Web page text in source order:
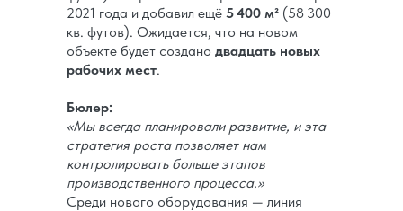
2021 года и добавил ещё 5 400 м² (58 300
кв. футов). Ожидается, что на новом
объекте будет создано двадцать новых
рабочих мест.
Бюлер:
«Мы всегда планировали развитие, и эта
стратегия роста позволяет нам
контролировать больше этапов
производственного процесса.»
Среди нового оборудования — линия